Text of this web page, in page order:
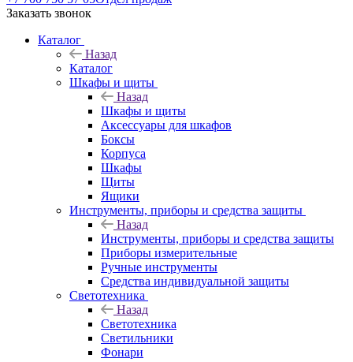
Заказать звонок
Каталог
Назад
Каталог
Шкафы и щиты
Назад
Шкафы и щиты
Аксессуары для шкафов
Боксы
Корпуса
Шкафы
Щиты
Ящики
Инструменты, приборы и средства защиты
Назад
Инструменты, приборы и средства защиты
Приборы измерительные
Ручные инструменты
Средства индивидуальной защиты
Светотехника
Назад
Светотехника
Светильники
Фонари